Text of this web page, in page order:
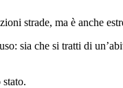
strade, ma è anche
sia che si tratti di